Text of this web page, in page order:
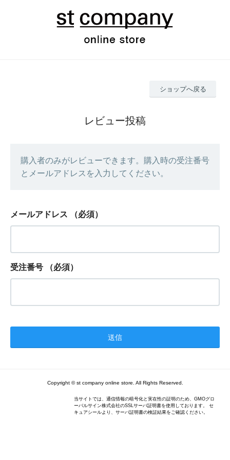
ショップへ戻る
レビュー投稿
購入者のみがレビューできます。購入時の受注番号
とメールアドレスを入力してください。
メールアドレス （必須）
受注番号 （必須）
Copyright © st company online store. All Rights Reserved.
当サイトでは、通信情報の暗号化と実在性の証明のため、GMOグロ
ーバルサイン株式会社のSSLサーバ証明書を使用しております。 セ
キュアシールより、サーバ証明書の検証結果をご確認ください。